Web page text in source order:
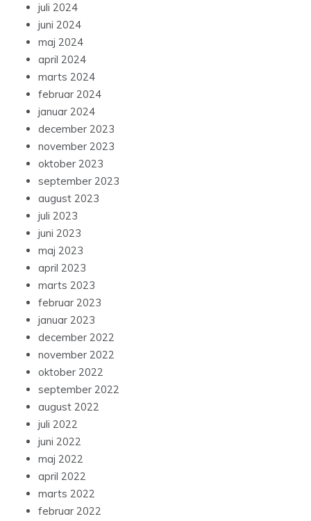
juli 2024
juni 2024
maj 2024
april 2024
marts 2024
februar 2024
januar 2024
december 2023
november 2023
oktober 2023
september 2023
august 2023
juli 2023
juni 2023
maj 2023
april 2023
marts 2023
februar 2023
januar 2023
december 2022
november 2022
oktober 2022
september 2022
august 2022
juli 2022
juni 2022
maj 2022
april 2022
marts 2022
februar 2022